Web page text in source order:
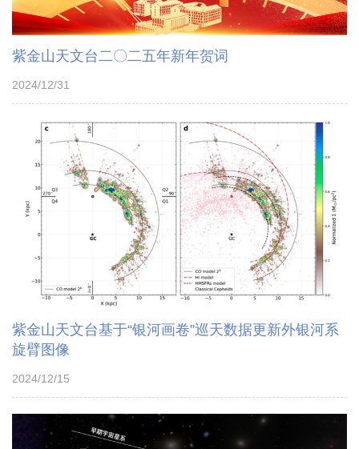
紫金山天文台二〇二五年新年贺词
2024/12/31
紫金山天文台基于“银河画卷”巡天数据更新外银河系
旋臂图像
2024/12/15